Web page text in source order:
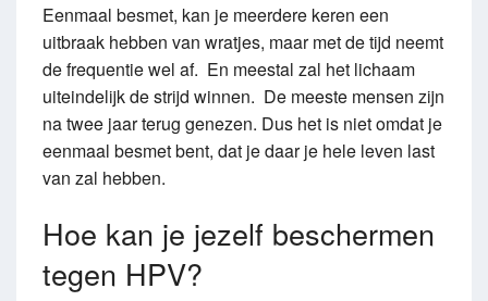
Eenmaal besmet, kan je meerdere keren een
uitbraak hebben van wratjes, maar met de tijd neemt
de frequentie wel af. En meestal zal het lichaam
uiteindelijk de strijd winnen. De meeste mensen zijn
na twee jaar terug genezen. Dus het is niet omdat je
eenmaal besmet bent, dat je daar je hele leven last
van zal hebben.
Hoe kan je jezelf beschermen
tegen HPV?